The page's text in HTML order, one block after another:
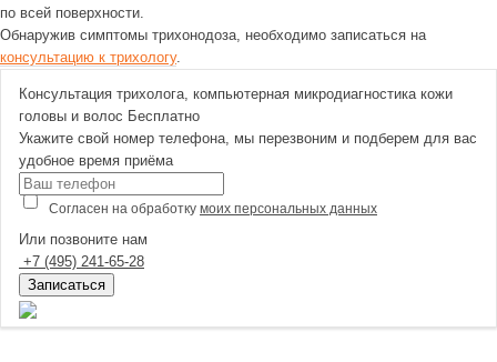
по всей поверхности.
Обнаружив симптомы трихонодоза, необходимо записаться на
консультацию к трихологу.
Консультация трихолога, компьютерная микродиагностика кожи
головы и волос Бесплатно
Укажите свой номер телефона, мы перезвоним и подберем для вас
удобное время приёма
Согласен на обработку моих персональных данных
Или позвоните нам
+7 (495) 241-65-28
Записаться